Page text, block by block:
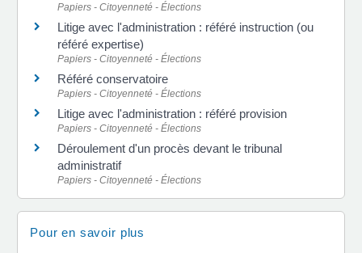
Papiers - Citoyenneté - Élections
Litige avec l'administration : référé instruction (ou
référé expertise)
Papiers - Citoyenneté - Élections
Référé conservatoire
Papiers - Citoyenneté - Élections
Litige avec l'administration : référé provision
Papiers - Citoyenneté - Élections
Déroulement d'un procès devant le tribunal
administratif
Papiers - Citoyenneté - Élections
Pour en savoir plus